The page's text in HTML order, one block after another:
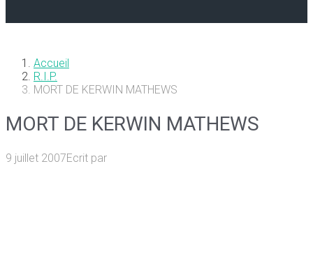
Accueil
R.I.P.
MORT DE KERWIN MATHEWS
MORT DE KERWIN MATHEWS
9 juillet 2007Ecrit par